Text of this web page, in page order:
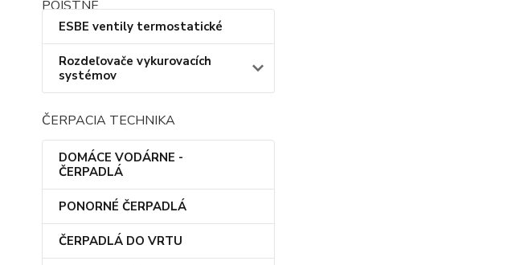
ESBE ventily termostatické
Rozdeľovače vykurovacích
systémov
ČERPACIA TECHNIKA
DOMÁCE VODÁRNE -
ČERPADLÁ
PONORNÉ ČERPADLÁ
ČERPADLÁ DO VRTU